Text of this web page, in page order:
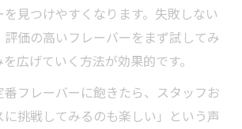
見つけやすくなります。失敗しない
価の高いフレーバーをまず試してみ
広げていく方法が効果的です。
番フレーバーに飽きたら、スタッフお
に挑戦してみるのも楽しい」という声